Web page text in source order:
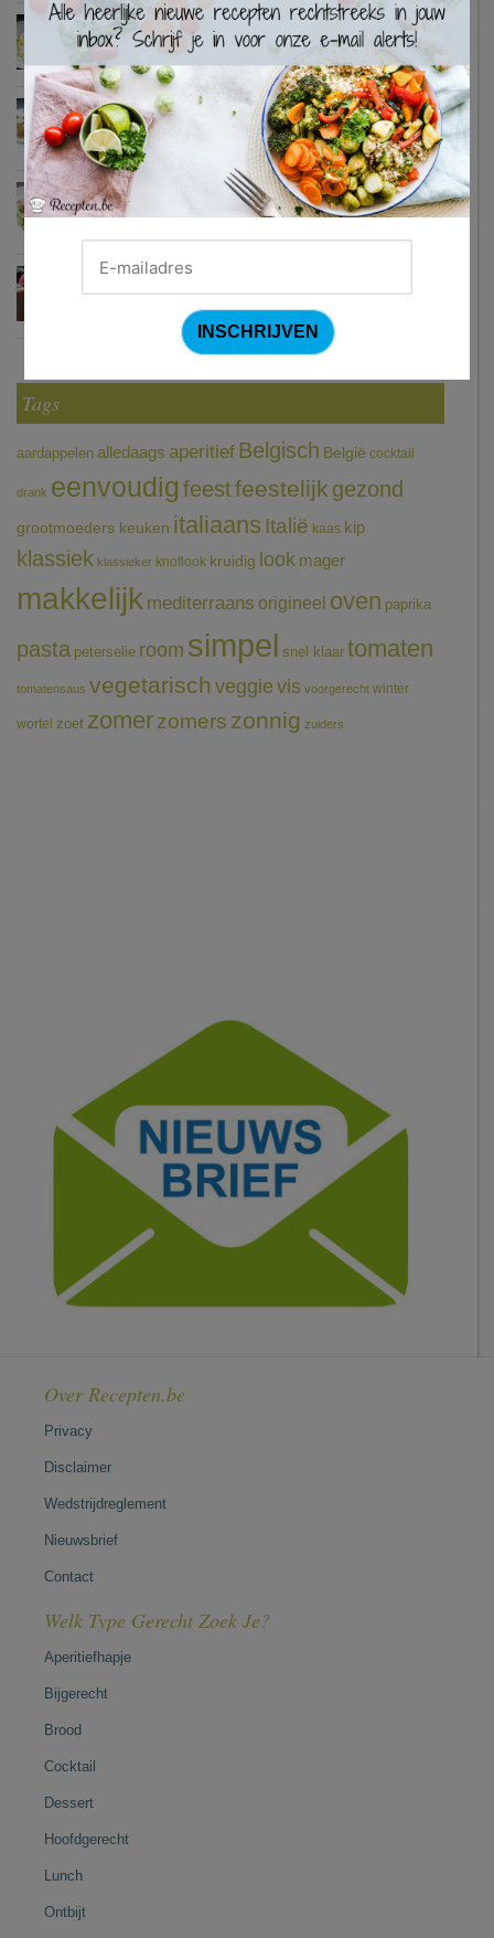
Waterzooi van pladijs met venkel (Colruyt)
Zweedse gehaktballetjes
Courgetti met paprikasaus en halloumi (Sandra Bekkari)
Chocomousse met fruitbier
Tags
aardappelen alledaags aperitief Belgisch België cocktail
drank eenvoudigfeestfeestelijk gezond
grootmoeders keuken italiaans Italië kaas kip
klassiek klassieker knoflook kruidig look mager
makkelijk mediterraans origineel oven paprika
pasta peterselie room simpel snel klaar tomaten
tomatensaus vegetarischveggie vis voorgerecht winter
wortel zoet zomerzomers zonnig zuiders
Over Recepten.be
Privacy
Disclaimer
Wedstrijdreglement
Nieuwsbrief
Contact
Welk Type Gerecht Zoek Je?
Aperitiefhapje
Bijgerecht
Brood
Cocktail
Dessert
Hoofdgerecht
Lunch
Ontbijt